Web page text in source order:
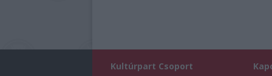
Kultúrpart Csoport